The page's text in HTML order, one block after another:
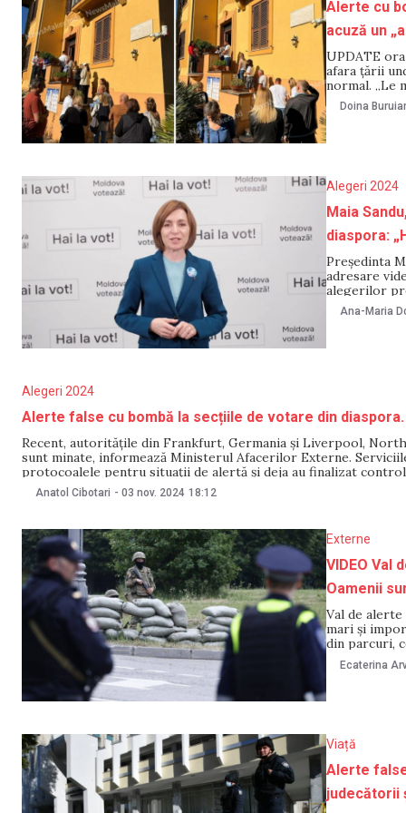
Alerte cu
acuză un
UPDATE
afara țării
normal. „Le
exprimă
Doina
Alegeri 2024
Maia
diaspora:
Președinta
adresare
alegerilor
încurajat
Ana-Maria
Alegeri 2024
Alerte false cu bombă la secțiile de votare din
Recent, autoritățile din Frankfurt, Germania și Liverpool,
sunt minate, informează Ministerul Afacerilor Externe.
protocoalele pentru situații de alertă și deja au finalizat
Anatol Cibotari - 03 nov. 2024 18:12
Externe
VIDEO Val
Oamenii
Val de alerte
mari și
din parcuri,
Agenstvo.
și Sankt
Ecaterina
Viață
Alerte
judecătorii